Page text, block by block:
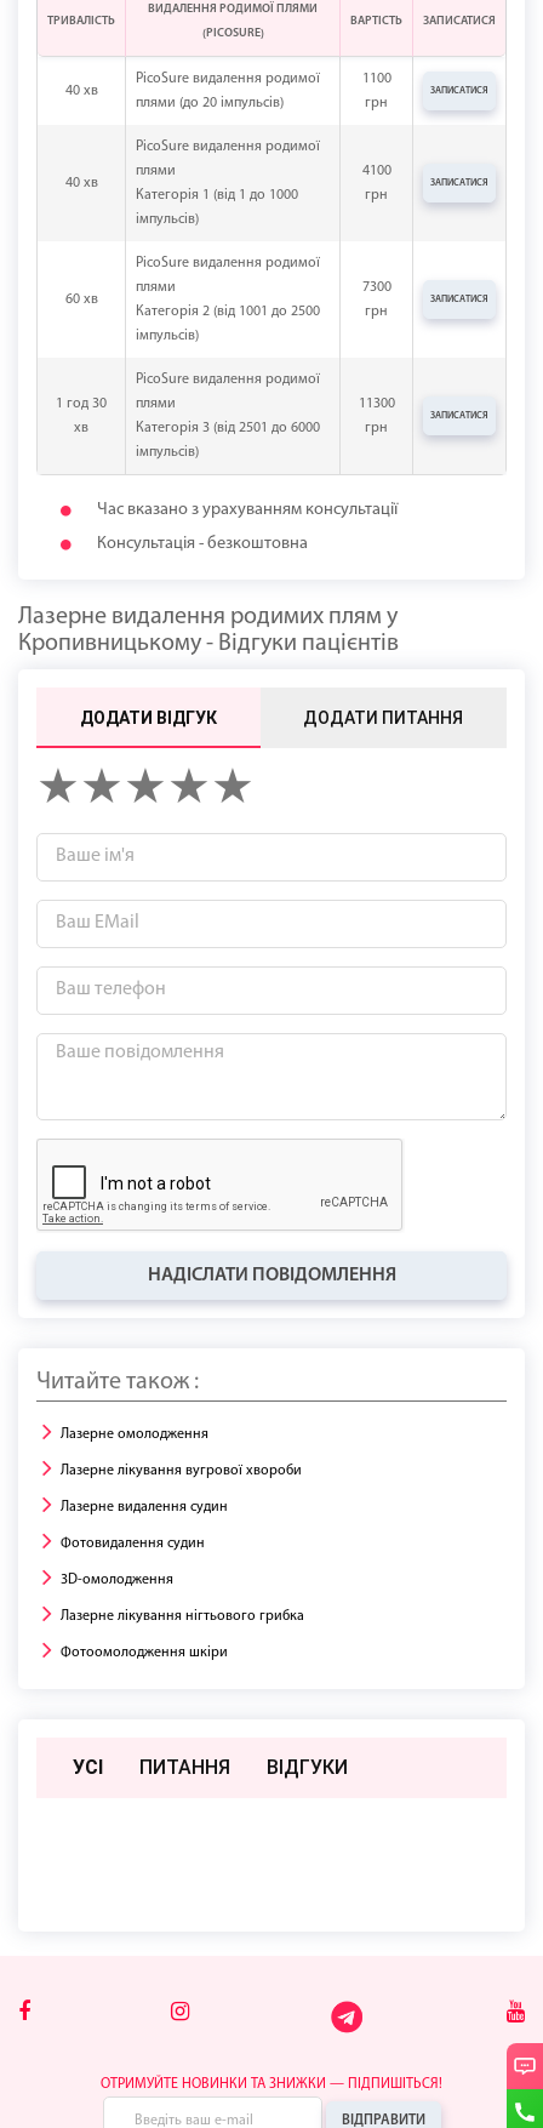
40 хв
PicoSure видалення родимої
плями (до 20 імпульсів)
1100
грн
ЗАПИСАТИСЯ
40 хв
PicoSure видалення родимої
плями
Категорія 1 (від 1 до 1000
імпульсів)
4100
грн
ЗАПИСАТИСЯ
60 хв
PicoSure видалення родимої
плями
Категорія 2 (від 1001 до 2500
імпульсів)
7300
грн
ЗАПИСАТИСЯ
1 год 30
хв
PicoSure видалення родимої
плями
Категорія 3 (від 2501 до 6000
імпульсів)
11300
грн
ЗАПИСАТИСЯ
ТРИВАЛІСТЬ
ВИДАЛЕННЯ РОДИМОЇ ПЛЯМИ
(PICOSURE)
ВАРТІСТЬ ЗАПИСАТИСЯ
Час вказано з урахуванням консультації
Консультація - безкоштовна
Лазерне видалення родимих плям у
Кропивницькому - Відгуки пацієнтів
ДОДАТИ ВІДГУК ДОДАТИ ПИТАННЯ
НАДІСЛАТИ ПОВІДОМЛЕННЯ
Читайте також :
Лазерне омолодження
Лазерне лікування вугрової хвороби
Лазерне видалення судин
Фотовидалення судин
3D-омолодження
Лазерне лікування нігтьового грибка
Фотоомолодження шкіри
УСІ ПИТАННЯ ВIДГУКИ
ОТРИМУЙТЕ НОВИНКИ ТА ЗНИЖКИ — ПІДПИШІТЬСЯ!
ВІДПРАВИТИ